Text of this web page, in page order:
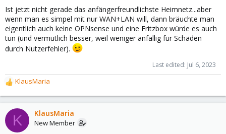
Ist jetzt nicht gerade das anfängerfreundlichste Heimnetz...aber
wenn man es simpel mit nur WAN+LAN will, dann bräuchte man
eigentlich auch keine OPNsense und eine Fritzbox würde es auch
tun (und vermutlich besser, weil weniger anfällig für Schäden
durch Nutzerfehler).
Last edited: Jul 6, 2023
R
e
a
c
t
KlausMaria
K KlausMaria
New Member